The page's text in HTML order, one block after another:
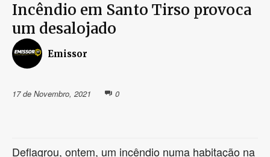
Incêndio em Santo Tirso provoca
um desalojado
Emissor
17 de Novembro, 2021 0
Deflagrou, ontem, um incêndio numa habitação na